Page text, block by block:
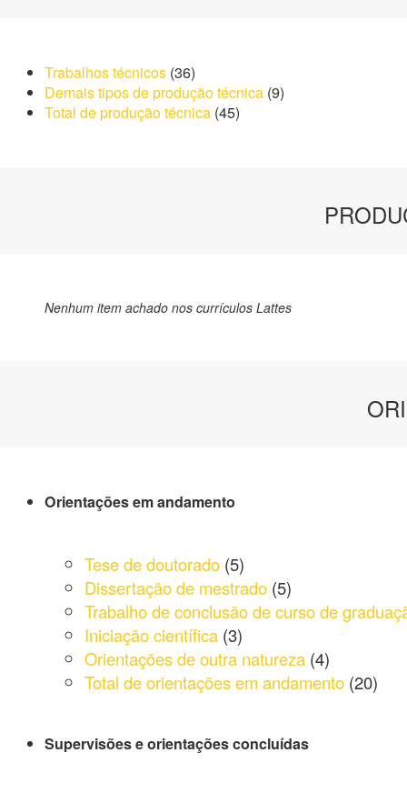
Trabalhos técnicos (36)
Demais tipos de produção técnica (9)
Total de produção técnica (45)
Nenhum item achado nos currículos Lattes
Orientações em andamento
Tese de doutorado (5)
Dissertação de mestrado (5)
Trabalho de conclusão de curso de
Iniciação científica (3)
Orientações de outra natureza (4)
Total de orientações em andamento (20)
Supervisões e orientações concluídas